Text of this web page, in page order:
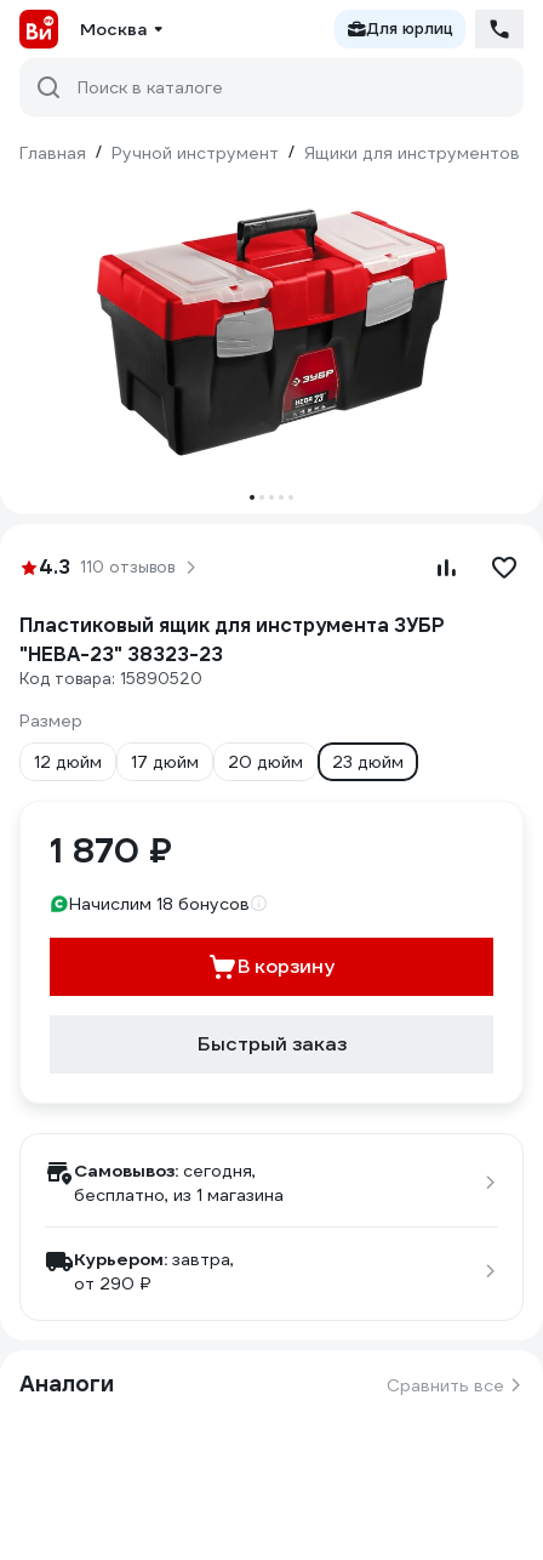
Москва Для юрлиц
Поиск в каталоге
Главная / Ручной инструмент / Ящики для инструментов
4.3 110 отзывов
Пластиковый ящик для инструмента ЗУБР
"НЕВА-23" 38323-23
Код товара: 15890520
Размер
12 дюйм
17 дюйм 20 дюйм 23 дюйм
1 870 ₽
Начислим 18 бонусов
В корзину
Быстрый заказ
Самовывоз: сегодня,
бесплатно, из 1 магазина
Курьером: завтра,
от 290 ₽
Аналоги Сравнить все